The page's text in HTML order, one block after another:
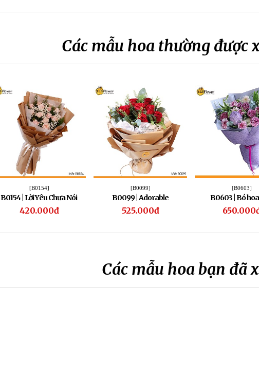
Các mẫu hoa thường được
[B0154]
B0154 | Lời Yêu Chưa Nói
420.000đ
[B0099]
B0099 | Adorable
525.000đ
[B0603]
B0603 | Bó
Các mẫu hoa bạn đã